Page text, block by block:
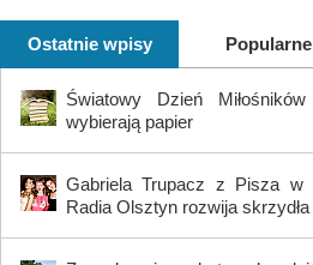
Ostatnie wpisy Popularne
Światowy Dzień
wybierają papier
Gabriela Trupacz z Pisza w
Radia Olsztyn rozwija skrzydła